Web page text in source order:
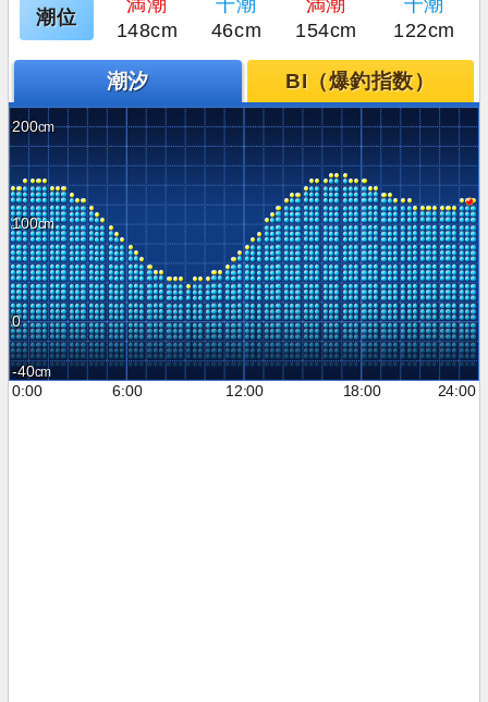
潮位
148cm
46cm 154cm 122cm
潮汐 BI（爆釣指数）
200
100
0
-40
0:00
6:00 12:00 18:00 24:00